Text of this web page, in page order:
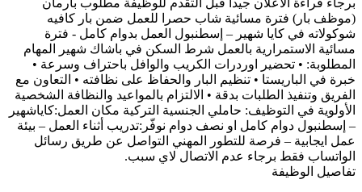
برجاء قراءة الاعلان جيدا قبل التقدم للوظيفة مطلوب بارمان
(موظف بار) فترة مسائية شاب حصرا للعمل ضمن بار كافيه
شوكولاته في كايا شهير – إسطنبول العمل بدوام كامل - فترة
مسائية الاستمرارية بالعمل شرط السكن في باشاك شهير المهام
المطلوبة: • تحضير اوردرات الكريب والوافل باحتراف وسرعة •
خبرة في الباريستا • تنظيم البار والحفاظ على نظافته • التعاون مع
الفريق وتنفيذ الطلبات بدقة • الالتزام بالمواعيد والنظافة الشخصية
الأولوية في التوظيف: حاملي الجنسية التركية مكان العمل:كاياشهير
– إسطنبول دوام كامل او نصف دوام نوفّر:تدريب أثناء العمل – بيئة
عمل ايجابية – فرصة للتطور المهني التواصل عن طريق رسائل
الواتساب فقط برجاء عدم الاتصال لاي سبب.
تفاصيل الوظيفة